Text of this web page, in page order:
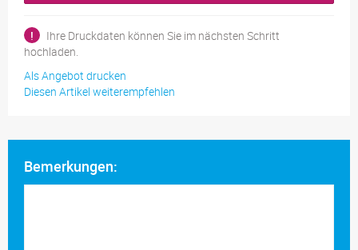
!
Ihre Druckdaten können Sie im nächsten Schritt
hochladen.
Als Angebot drucken
Diesen Artikel weiterempfehlen
Bemerkungen: